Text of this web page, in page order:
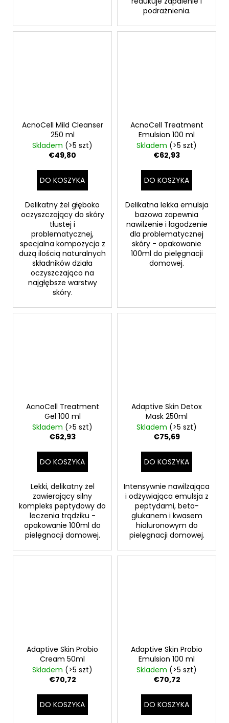
podrażnienia.
AcnoCell Mild Cleanser
250 ml
Skladem (>5 szt)
€49,80
DO KOSZYKA
Delikatny żel głęboko
oczyszczający do skóry
tłustej i
problematycznej,
specjalna kompozycja z
dużą ilością naturalnych
składników działa
oczyszczająco na
najgłębsze warstwy
skóry.
AcnoCell Treatment
Emulsion 100 ml
Skladem (>5 szt)
€62,93
DO KOSZYKA
Delikatna lekka emulsja
bazowa zapewnia
nawilżenie i łagodzenie
dla problematycznej
skóry - opakowanie
100ml do pielęgnacji
domowej.
AcnoCell Treatment
Gel 100 ml
Skladem (>5 szt)
€62,93
DO KOSZYKA
Lekki, delikatny żel
zawierający silny
kompleks peptydowy do
leczenia trądziku -
opakowanie 100ml do
pielęgnacji domowej.
Adaptive Skin Detox
Mask 250ml
Skladem (>5 szt)
€75,69
DO KOSZYKA
Intensywnie nawilżająca
i odżywiająca emulsja z
peptydami, beta-
glukanem i kwasem
hialuronowym do
pielęgnacji domowej.
Adaptive Skin Probio
Cream 50ml
Skladem (>5 szt)
€70,72
DO KOSZYKA
Adaptive Skin Probio
Emulsion 100 ml
Skladem (>5 szt)
€70,72
DO KOSZYKA